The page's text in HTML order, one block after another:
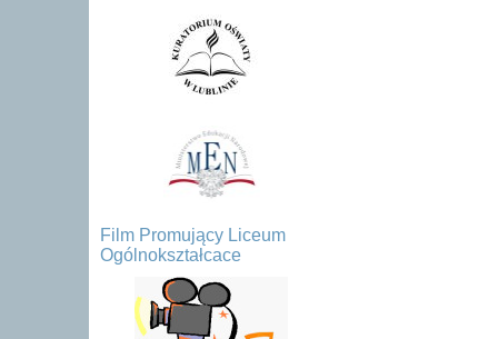
Film Promujący Liceum
Ogólnokształcace